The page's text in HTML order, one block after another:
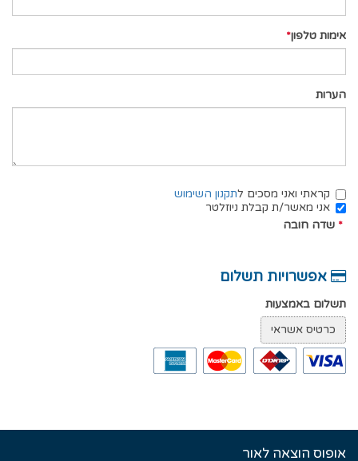
אימות טלפון
הערות
קראתי ואני מסכים לתקנון השימוש
אני מאשר/ת קבלת ניוזלטר
* שדה חובה
אפשרויות תשלום
תשלום באמצעות
אופוס הוצאה לאור